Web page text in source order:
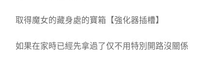
取得魔女的藏身處的寶箱【強化器插槽】
如果在家時已經先拿過了仅不用特別開路沒關係